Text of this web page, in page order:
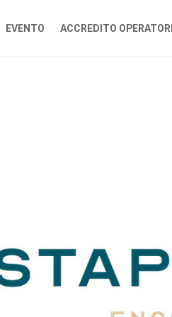
EVENTO ACCREDITO OPERATORI